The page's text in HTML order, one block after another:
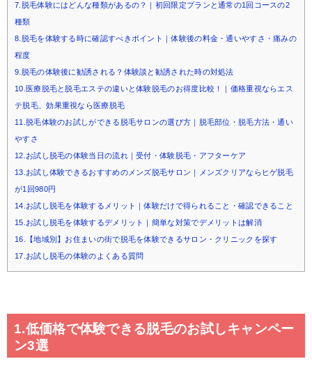
7.脱毛体験にはどんな種類があるの？｜初回限定プランと通常の1回コースの2
種類
8.脱毛を体験する時に確認すべきポイント｜体験後の料金・通いやすさ・痛みの
程度
9.脱毛の体験後に勧誘される？体験談と勧誘された時の対処法
10.医療脱毛と脱毛エステの違いと体験脱毛のお得度比較！｜価格重視ならエス
テ脱毛、効果重視なら医療脱毛
11.脱毛体験のお試しができる脱毛サロンの選び方｜脱毛部位・脱毛方法・通い
やすさ
12.お試し脱毛の体験当日の流れ｜受付・体験脱毛・アフターケア
13.お試し体験できるおすすめのメンズ脱毛サロン｜メンズクリアならヒゲ脱毛
が1回980円
14.お試し脱毛を体験するメリット｜体験だけで得られること・確認できること
15.お試し脱毛を体験するデメリット｜簡単な対策でデメリットは解消
16.【地域別】お住まいの街で脱毛を体験できるサロン・クリニックを探す
17.お試し脱毛の体験のよくある質問
1.低価格で体験できる脱毛のお試しキャンペー
ン3選